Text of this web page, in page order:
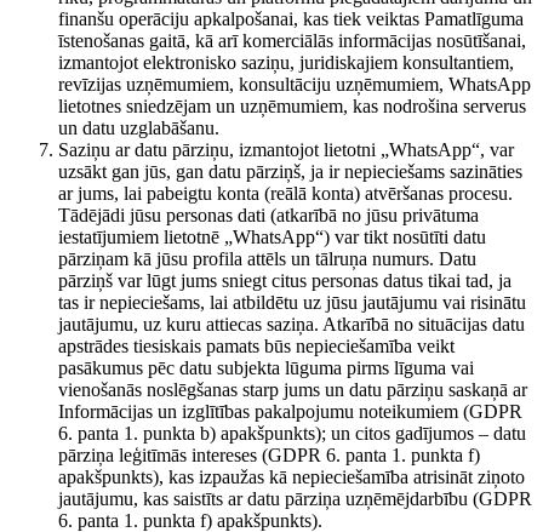
finanšu operāciju apkalpošanai, kas tiek veiktas Pamatlīguma
īstenošanas gaitā, kā arī komerciālās informācijas nosūtīšanai,
izmantojot elektronisko saziņu, juridiskajiem konsultantiem,
revīzijas uzņēmumiem, konsultāciju uzņēmumiem, WhatsApp
lietotnes sniedzējam un uzņēmumiem, kas nodrošina serverus
un datu uzglabāšanu.
Saziņu ar datu pārziņu, izmantojot lietotni „WhatsApp“, var
uzsākt gan jūs, gan datu pārziņš, ja ir nepieciešams sazināties
ar jums, lai pabeigtu konta (reālā konta) atvēršanas procesu.
Tādējādi jūsu personas dati (atkarībā no jūsu privātuma
iestatījumiem lietotnē „WhatsApp“) var tikt nosūtīti datu
pārziņam kā jūsu profila attēls un tālruņa numurs. Datu
pārziņš var lūgt jums sniegt citus personas datus tikai tad, ja
tas ir nepieciešams, lai atbildētu uz jūsu jautājumu vai risinātu
jautājumu, uz kuru attiecas saziņa. Atkarībā no situācijas datu
apstrādes tiesiskais pamats būs nepieciešamība veikt
pasākumus pēc datu subjekta lūguma pirms līguma vai
vienošanās noslēgšanas starp jums un datu pārziņu saskaņā ar
Informācijas un izglītības pakalpojumu noteikumiem (GDPR
6. panta 1. punkta b) apakšpunkts); un citos gadījumos – datu
pārziņa leģitīmās intereses (GDPR 6. panta 1. punkta f)
apakšpunkts), kas izpaužas kā nepieciešamība atrisināt ziņoto
jautājumu, kas saistīts ar datu pārziņa uzņēmējdarbību (GDPR
6. panta 1. punkta f) apakšpunkts).